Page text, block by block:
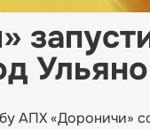
АПХ «Дороничи»